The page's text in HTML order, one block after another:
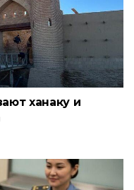
ханаку и